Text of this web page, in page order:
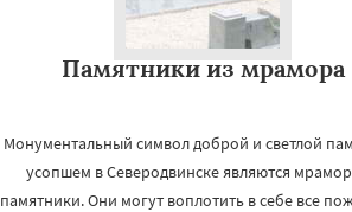
Памятники из мрамора
Монументальный символ доброй и светлой
усопшем в Северодвинске являются
памятники. Они могут воплотить в себе все